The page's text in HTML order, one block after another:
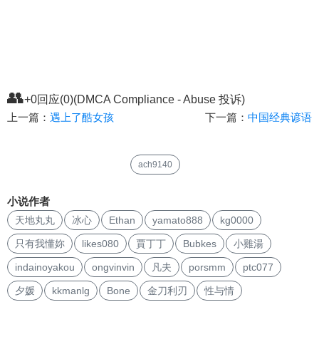
👥+0回应(0)(DMCA Compliance - Abuse 投诉)
上一篇： 遇上了酷女孩 下一篇： 中国经典谚语
ach9140
小说作者
天地丸丸 冰心 Ethan yamato888 kg0000
只有我懂妳 likes080 賈丁丁 Bubkes 小雞湯
indainoyakou ongvinvin 凡夫 porsmm ptc077
夕媛 kkmanlg Bone 金刀利刃 性与情